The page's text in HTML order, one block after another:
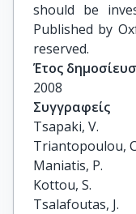
should be
Published by
reserved.
Έτος
2008
Συγγραφείς
Tsapaki, V.
Triantopoulou,
Maniatis, P.
Kottou, S.
Tsalafoutas, J.